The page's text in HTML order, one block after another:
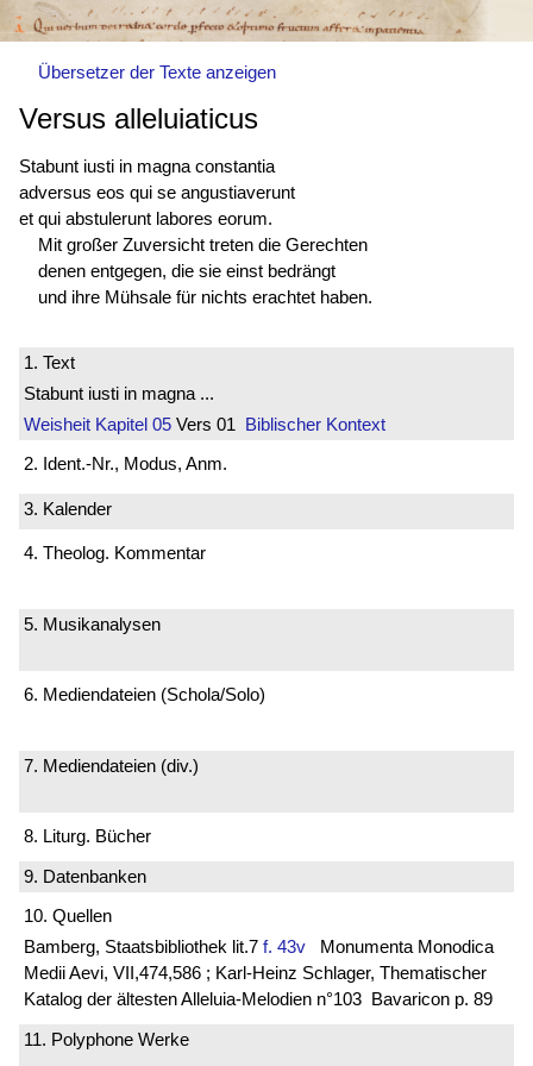
Übersetzer der Texte anzeigen
Versus alleluiaticus
Stabunt iusti in magna constantia
adversus eos qui se angustiaverunt
et qui abstulerunt labores eorum.
Mit großer Zuversicht treten die Gerechten
denen entgegen, die sie einst bedrängt
und ihre Mühsale für nichts erachtet haben.
1. Text
Stabunt iusti in magna ...
Weisheit Kapitel 05 Vers 01 Biblischer Kontext
2. Ident.-Nr., Modus, Anm.
3. Kalender
4. Theolog. Kommentar
5. Musikanalysen
6. Mediendateien (Schola/Solo)
7. Mediendateien (div.)
8. Liturg. Bücher
9. Datenbanken
10. Quellen
Bamberg, Staatsbibliothek lit.7 f. 43v Monumenta Monodica
Medii Aevi, VII,474,586 ; Karl-Heinz Schlager, Thematischer
Katalog der ältesten Alleluia-Melodien n°103 Bavaricon p. 89
11. Polyphone Werke